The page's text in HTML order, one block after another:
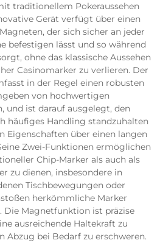
traditionellem Pokeraussehen
Gerät verfügt über einen
der sich sicher an jeder
befestigen lässt und so während
ohne das klassische Aussehen
Casinomarker zu verlieren. Der
in der Regel einen robusten
von hochwertigen
und ist darauf ausgelegt, den
häufiges Handling standzuhalten
Eigenschaften über einen langen
Zwei-Funktionen ermöglichen
Chip-Marker als auch als
zu dienen, insbesondere in
Tischbewegungen oder
herkömmliche Marker
Die Magnetfunktion ist präzise
ausreichende Haltekraft zu
Abzug bei Bedarf zu erschweren.